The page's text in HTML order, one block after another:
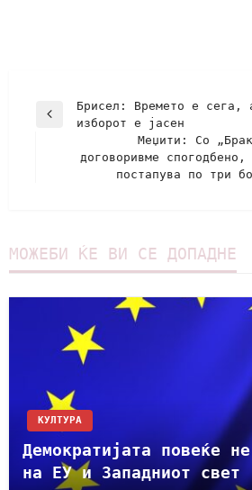
Брисел: Времето е сега,
изборот е јасен
Меџити: Со
договоривме
постапува по три
МОЖЕБИ ЌЕ ВИ СЕ ДОПАДНЕ
КУЛТУРА
Демократијата повеќе
на ЕУ и Западниот свет